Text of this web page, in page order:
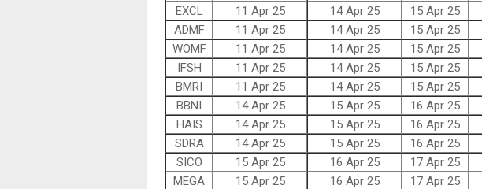
EXCL
11 Apr 25 14 Apr 25 15 Apr 25
ADMF
11 Apr 25 14 Apr 25 15 Apr 25
WOMF
11 Apr 25 14 Apr 25 15 Apr 25
IFSH
11 Apr 25 14 Apr 25 15 Apr 25
BMRI
11 Apr 25 14 Apr 25 15 Apr 25
BBNI
14 Apr 25 15 Apr 25 16 Apr 25
HAIS
14 Apr 25 15 Apr 25 16 Apr 25
SDRA
14 Apr 25 15 Apr 25 16 Apr 25
SICO
15 Apr 25 16 Apr 25 17 Apr 25
MEGA
15 Apr 25 16 Apr 25 17 Apr 25